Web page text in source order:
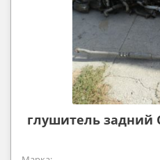
глушитель задний